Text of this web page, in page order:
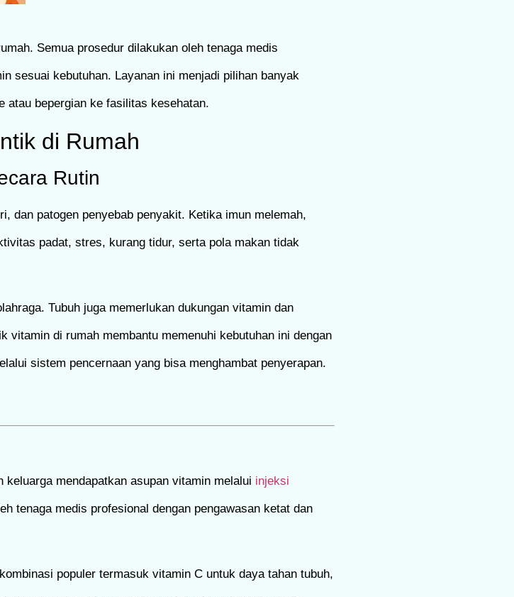
Semua prosedur dilakukan oleh tenaga medis
sesuai kebutuhan. Layanan ini menjadi pilihan banyak
atau bepergian ke fasilitas kesehatan.
di Rumah
Rutin
dan patogen penyebab penyakit. Ketika imun melemah,
padat, stres, kurang tidur, serta pola makan tidak
Tubuh juga memerlukan dukungan vitamin dan
vitamin di rumah membantu memenuhi kebutuhan ini dengan
sistem pencernaan yang bisa menghambat penyerapan.
mendapatkan asupan vitamin melalui injeksi
tenaga medis profesional dengan pengawasan ketat dan
populer termasuk vitamin C untuk daya tahan tubuh,